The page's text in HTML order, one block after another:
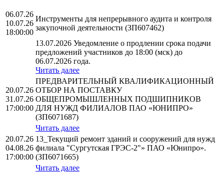
06.07.26
10.07.26
18:00:00
Инструменты для непрерывного аудита и контроля
закупочной деятельности (ЗП607462)
13.07.2026 Уведомление о продлении срока подачи
предложений участников до 18:00 (мск) до
06.07.2026 года.
Читать далее
20.07.26
31.07.26
17:00:00
ПРЕДВАРИТЕЛЬНЫЙ КВАЛИФИКАЦИОННЫЙ
ОТБОР НА ПОСТАВКУ
ОБЩЕПРОМЫШЛЕННЫХ ПОДШИПНИКОВ
ДЛЯ НУЖД ФИЛИАЛОВ ПАО «ЮНИПРО»
(ЗП6071687)
Читать далее
20.07.26
04.08.26
17:00:00
13_Текущий ремонт зданий и сооружений для нужд
филиала "Сургутская ГРЭС-2"» ПАО «Юнипро».
(ЗП6071665)
Читать далее